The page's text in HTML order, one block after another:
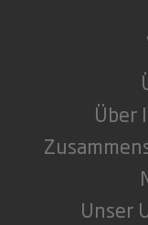
Über
Unser